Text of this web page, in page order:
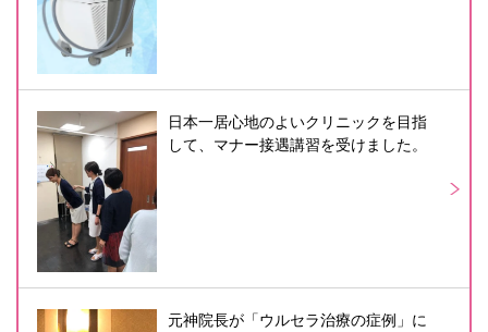
日本一居心地のよいクリニックを目指
して、マナー接遇講習を受けました。
元神院長が「ウルセラ治療の症例」に